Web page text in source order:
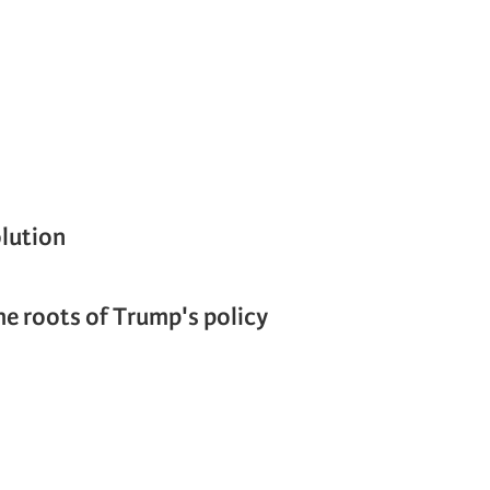
roots of Trump's policy